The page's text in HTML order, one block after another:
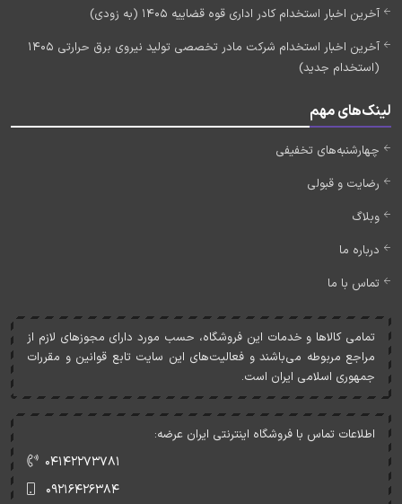
آخرین اخبار استخدام کادر اداری قوه قضاییه 1405 (به زودی)
آخرین اخبار استخدام شرکت مادر تخصصی تولید نیروی برق حرارتی 1405
(استخدام جدید)
لینک‌های مهم
چهارشنبه‌های تخفیفی
رضایت و قبولی
وبلاگ
درباره ما
تماس با ما
تمامی کالاها و خدمات اين فروشگاه، حسب مورد دارای مجوزهای لازم از
مراجع مربوطه می‌باشند و فعاليت‌های اين سايت تابع قوانين و مقررات
جمهوری اسلامی ايران است.
اطلاعات تماس با فروشگاه اینترنتی ایران عرضه:
۰۴۱۴۲۲۷۳۷۸۱
۰۹۲۱۶۴۲۶۳۸۴